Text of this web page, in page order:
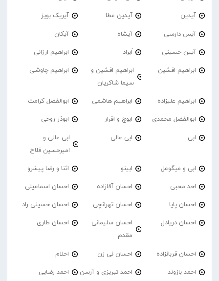
آیدین آیدین عطا آیریک بویز
آیس دارسی آیشاه آیکان
آیین حسینی اَبراد ابراهیم ارزانی
ابراهیم افشین
ابراهیم افشین و
سیما شاکریان
ابراهیم چاوشی
ابراهیم علیزاده ابراهیم هاشمی ابوالفضل کرامت
ابوالفضل محمدی ابوچ و اقرار ابوذر روحی
ابی ابی عالی
ابی عالی و
امیرحسین فلاح
ابی و میگوعل ابینو اثنا و رضا پیشرو
احد محبی احسان آقازاده احسان اسماعیلی
احسان پایا احسان تهرانچی احسان حسینی راد
احسان دریادل
احسان سلیمانی
مقدم
احسان طاری
احسان قربانزاده احسان نی زن احلام
احمد بازوند احمد تبریزی و آرسن احمد‌ رضایی